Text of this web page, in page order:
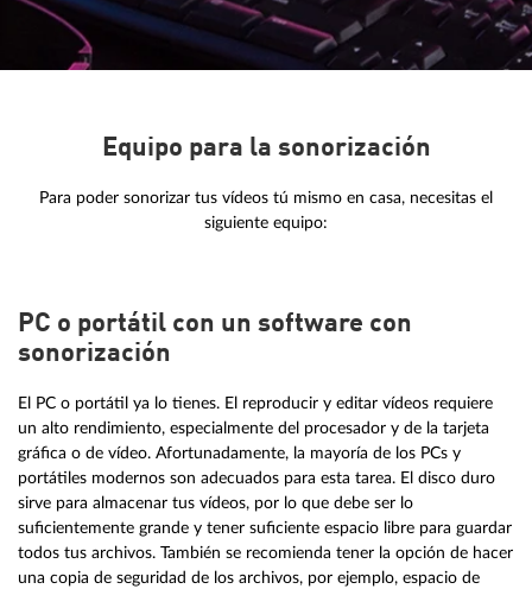
Equipo para la sonorización
Para poder sonorizar tus vídeos tú mismo en casa, necesitas el
siguiente equipo:
PC o portátil con un software con
sonorización
El PC o portátil ya lo tienes. El reproducir y editar vídeos requiere
un alto rendimiento, especialmente del procesador y de la tarjeta
gráfica o de vídeo. Afortunadamente, la mayoría de los PCs y
portátiles modernos son adecuados para esta tarea. El disco duro
sirve para almacenar tus vídeos, por lo que debe ser lo
suficientemente grande y tener suficiente espacio libre para guardar
todos tus archivos. También se recomienda tener la opción de hacer
una copia de seguridad de los archivos, por ejemplo, espacio de